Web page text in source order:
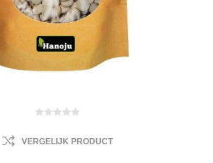
VERGELIJK PRODUCT